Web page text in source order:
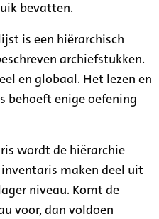
bevatten.
is een hiërarchisch
archiefstukken.
en globaal. Het lezen en
behoeft enige oefening
wordt de hiërarchie
maken deel uit
niveau. Komt de
voor, dan voldoen